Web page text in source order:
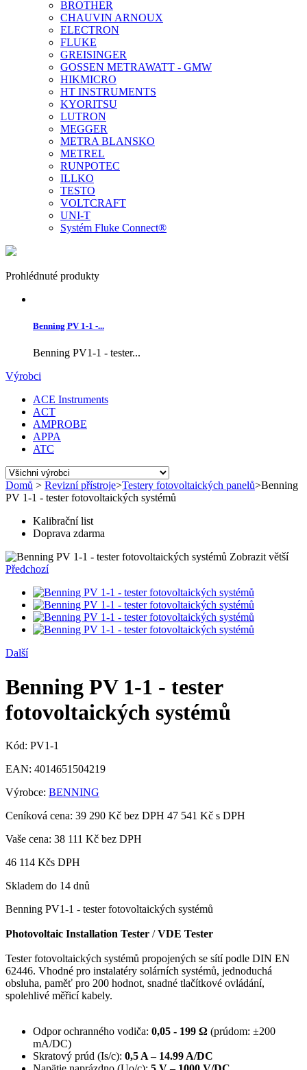
BROTHER
CHAUVIN ARNOUX
ELECTRON
FLUKE
GREISINGER
GOSSEN METRAWATT - GMW
HIKMICRO
HT INSTRUMENTS
KYORITSU
LUTRON
MEGGER
METRA BLANSKO
METREL
RUNPOTEC
ILLKO
TESTO
VOLTCRAFT
UNI-T
Systém Fluke Connect®
Prohlédnuté produkty
Benning PV 1-1 -...
Benning PV1-1 - tester...
Výrobci
ACE Instruments
ACT
AMPROBE
APPA
ATC
Domů > Revizní přístroje>Testery fotovoltaických panelů>Benning
PV 1-1 - tester fotovoltaických systémů
Kalibrační list
Doprava zdarma
Zobrazit větší
Předchozí
Další
Benning PV 1-1 - tester
fotovoltaických systémů
Kód: PV1-1
EAN: 4014651504219
Výrobce: BENNING
Ceníková cena: 39 290 Kč bez DPH 47 541 Kč s DPH
Vaše cena: 38 111 Kč bez DPH
46 114 Kčs DPH
Skladem do 14 dnů
Benning PV1-1 - tester fotovoltaických systémů
Photovoltaic Installation Tester /VDE Tester
Tester fotovoltaických systémů propojených se sítí podle DIN EN
62446. Vhodné pro instalatéry solárních systémů, jednoduchá
obsluha, paměť pro 200 hodnot, snadné tlačítkové ovládání,
spolehlivé měřicí kabely.
Odpor ochranného vodiča: 0,05 - 199 Ω (prúdom: ±200
mA/DC)
Skratový prúd (Is/c): 0,5 A – 14.99 A/DC